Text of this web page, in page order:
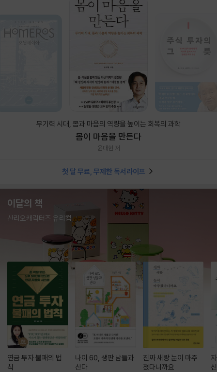
무기력 시대, 몸과 마음의 역량을 높이는 회복의 과학
몸이 마음을 만든다
윤대현 저
첫 달 무료, 무제한 독서라이프
이달의 책
산리오캐릭터즈 유리컵
연금 투자 불패의 법
칙
나이 60, 생판 남들과
산다
진짜 새랑 눈이 마주
쳤다니까요